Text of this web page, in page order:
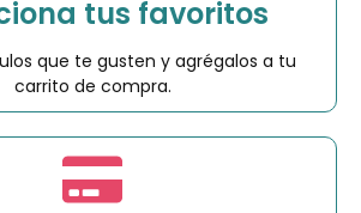
tus favoritos
que te gusten y agrégalos a tu
carrito de compra.